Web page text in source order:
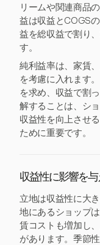
リームや関連商品
益は収益とCOGS
益を総収益で割り
す。
純利益率は、家賃
を考慮に入れます
を求め、収益で割
解することは、シ
収益性を向上させ
ために重要です。
収益性に影響を
立地は収益性に大
地にあるショップ
賃コストも増加し
があります。季節